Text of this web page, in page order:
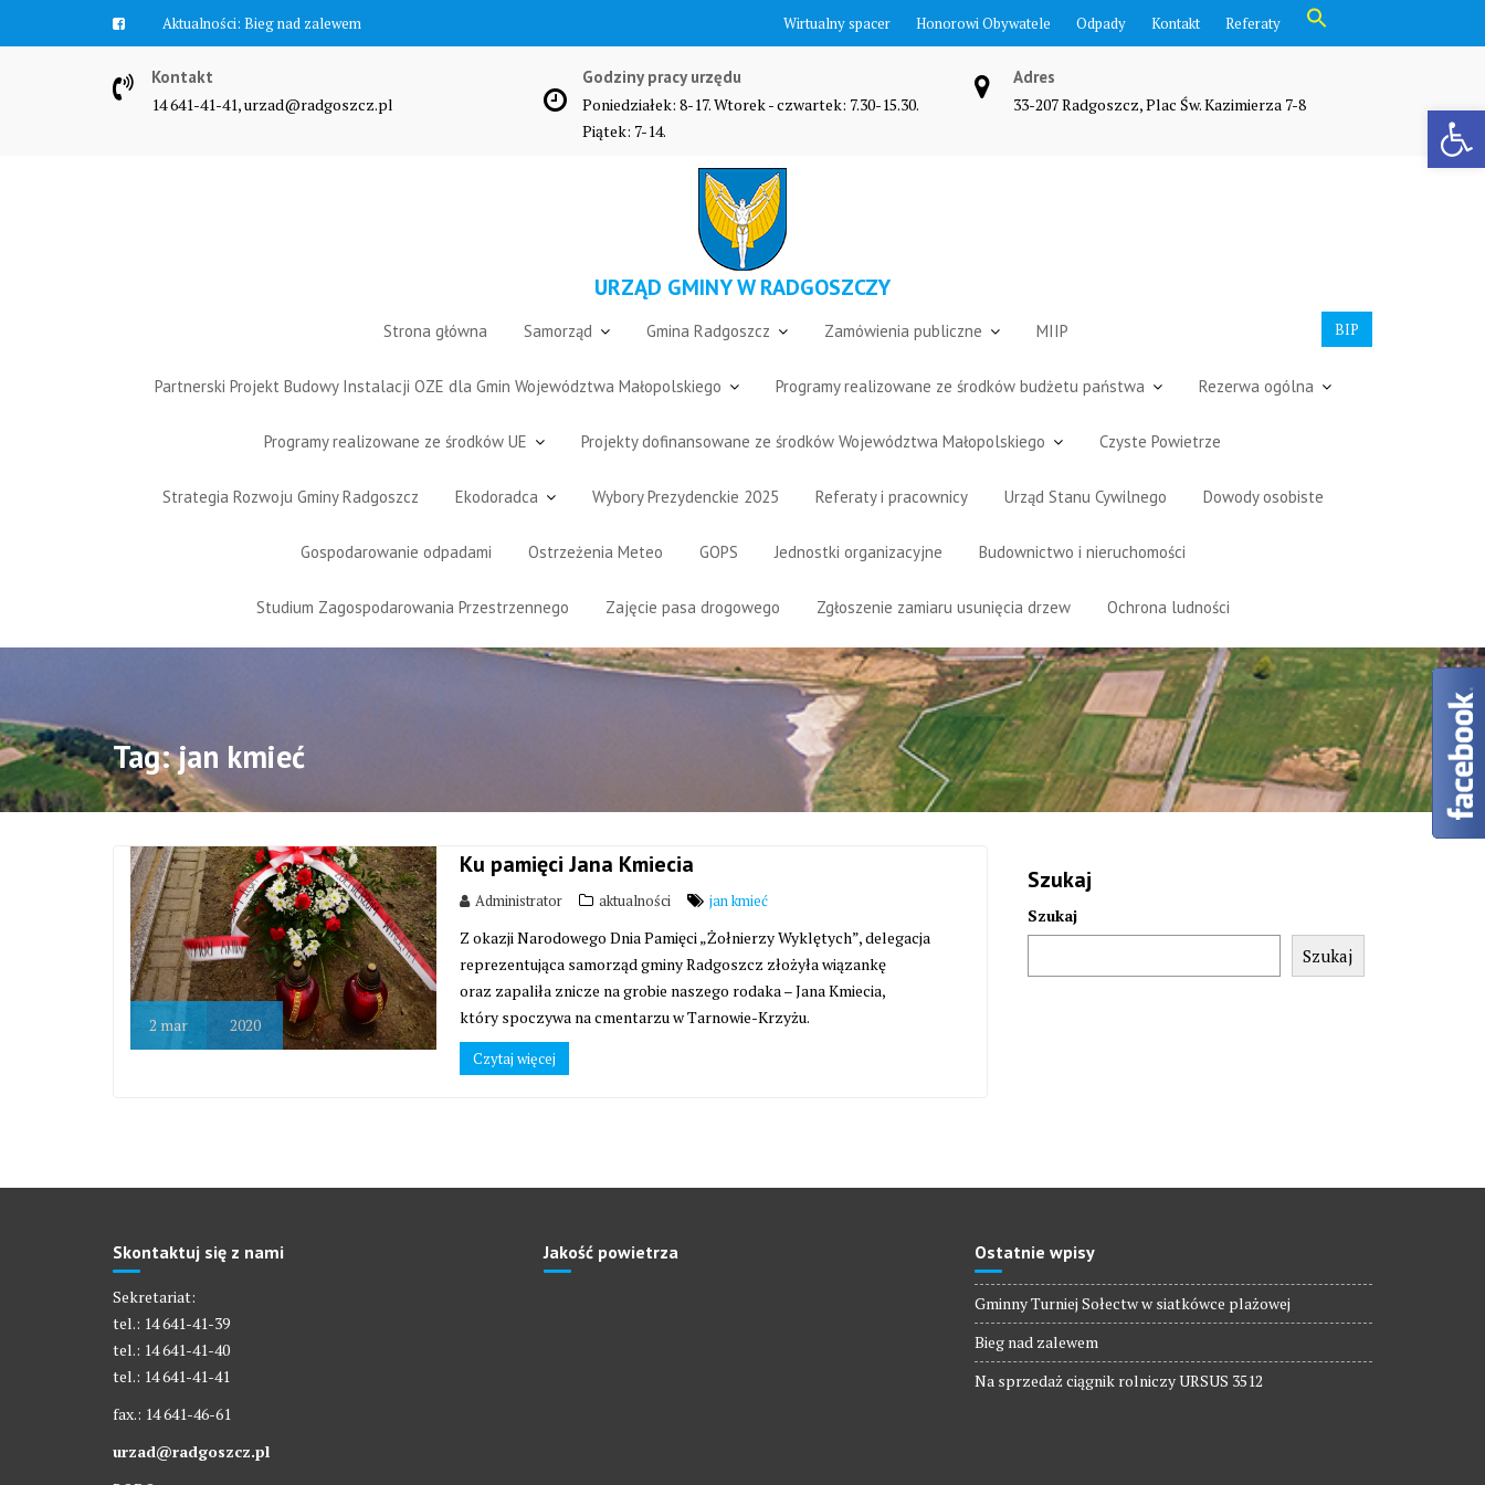
Otwórz pasek narzędzi
Aktualności: Bieg nad zalewem Wirtualny spacer Honorowi Obywatele Odpady Kontakt Referaty
Search Button
Kontakt
14 641-41-41, urzad@radgoszcz.pl
Godziny pracy urzędu
Poniedziałek: 8-17. Wtorek - czwartek: 7.30-15.30.
Piątek: 7-14.
Adres
33-207 Radgoszcz, Plac Św. Kazimierza 7-8
URZĄD GMINY W RADGOSZCZY
BIP
Strona główna Samorząd Gmina Radgoszcz Zamówienia publiczne MIIP
Partnerski Projekt Budowy Instalacji OZE dla Gmin Województwa Małopolskiego Programy realizowane ze środków budżetu państwa Rezerwa ogólna
Programy realizowane ze środków UE Projekty dofinansowane ze środków Województwa Małopolskiego Czyste Powietrze
Strategia Rozwoju Gminy Radgoszcz Ekodoradca Wybory Prezydenckie 2025 Referaty i pracownicy Urząd Stanu Cywilnego Dowody osobiste
Gospodarowanie odpadami Ostrzeżenia Meteo GOPS Jednostki organizacyjne Budownictwo i nieruchomości
Studium Zagospodarowania Przestrzennego Zajęcie pasa drogowego Zgłoszenie zamiaru usunięcia drzew Ochrona ludności
Tag:jan kmieć
2 mar 2020
Ku pamięci Jana Kmiecia
Administrator aktualności jan kmieć
Z okazji Narodowego Dnia Pamięci „Żołnierzy Wyklętych”, delegacja
reprezentująca samorząd gminy Radgoszcz złożyła wiązankę
oraz zapaliła znicze na grobie naszego rodaka – Jana Kmiecia,
który spoczywa na cmentarzu w Tarnowie-Krzyżu.
Czytaj więcej
Szukaj
Szukaj
Szukaj
Skontaktuj się z nami
Sekretariat:
tel.: 14 641-41-39
tel.: 14 641-41-40
tel.: 14 641-41-41
fax.: 14 641-46-61
urzad@radgoszcz.pl
Jakość powietrza Ostatnie wpisy
Gminny Turniej Sołectw w siatkówce plażowej
Bieg nad zalewem
Na sprzedaż ciągnik rolniczy URSUS 3512